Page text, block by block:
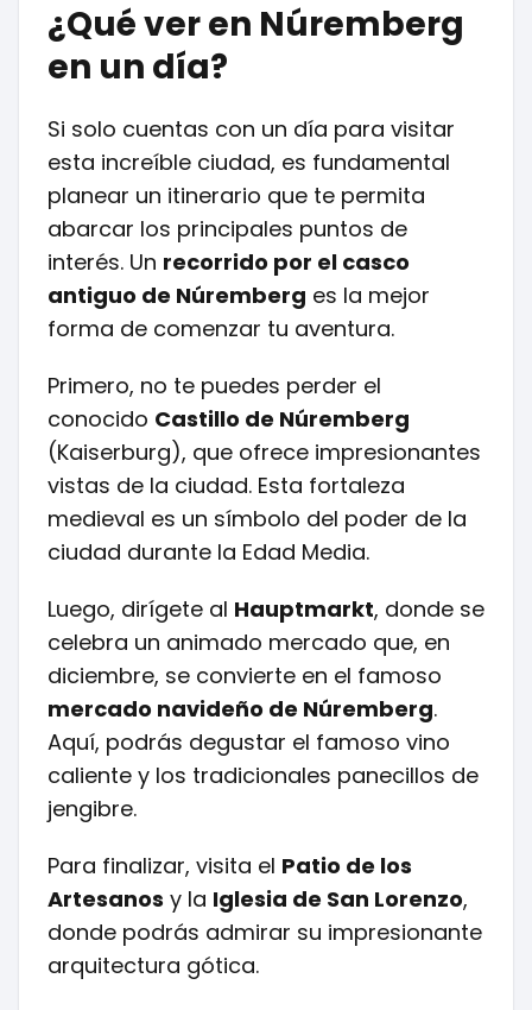
¿Qué ver en Núremberg
en un día?
Si solo cuentas con un día para visitar
esta increíble ciudad, es fundamental
planear un itinerario que te permita
abarcar los principales puntos de
interés. Un recorrido por el casco
antiguo de Núremberg es la mejor
forma de comenzar tu aventura.
Primero, no te puedes perder el
conocido Castillo de Núremberg
(Kaiserburg), que ofrece impresionantes
vistas de la ciudad. Esta fortaleza
medieval es un símbolo del poder de la
ciudad durante la Edad Media.
Luego, dirígete al Hauptmarkt, donde se
celebra un animado mercado que, en
diciembre, se convierte en el famoso
mercado navideño de Núremberg.
Aquí, podrás degustar el famoso vino
caliente y los tradicionales panecillos de
jengibre.
Para finalizar, visita el Patio de los
Artesanos y la Iglesia de San Lorenzo,
donde podrás admirar su impresionante
arquitectura gótica.